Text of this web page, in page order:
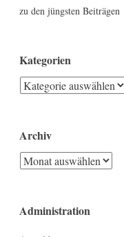
zu den jüngsten Beiträgen
Kategorien
Kategorien
Archiv
Archiv
Administration